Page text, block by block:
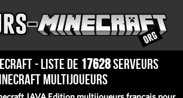
- Liste de 17628serveurs
multijoueurs